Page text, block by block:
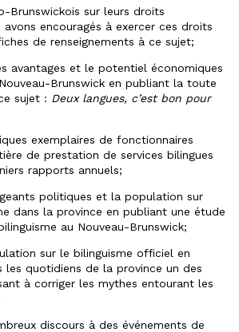
Brunswickois sur leurs droits
encouragés à exercer ces droits
de renseignements à ce sujet;
avantages et le potentiel économiques
Brunswick en publiant la toute
sujet : Deux langues, c’est bon pour
exemplaires de fonctionnaires
de prestation de services bilingues
rapports annuels;
politiques et la population sur
dans la province en publiant une étude
au Nouveau-Brunswick;
sur le bilinguisme officiel en
les quotidiens de la province un des
à corriger les mythes entourant les
discours à des événements de